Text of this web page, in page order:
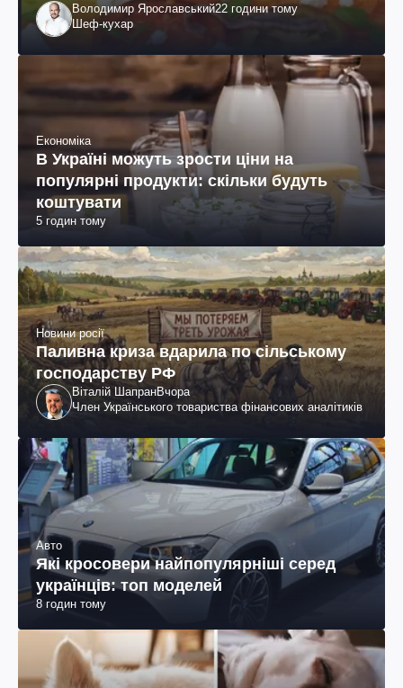
Володимир Ярославський22 години тому
Шеф-кухар
Економіка
В Україні можуть зрости ціни на
популярні продукти: скільки будуть
коштувати
5 годин тому
Новини росії
Паливна криза вдарила по сільському
господарству РФ
Віталій ШапранВчора
Член Українського товариства фінансових аналітиків
Авто
Які кросовери найпопулярніші серед
українців: топ моделей
8 годин тому